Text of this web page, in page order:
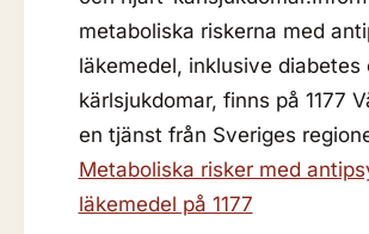
metaboliska riskerna med
läkemedel, inklusive
kärlsjukdomar, finns på 1177
en tjänst från Sveriges
Metaboliska risker med
läkemedel på 1177